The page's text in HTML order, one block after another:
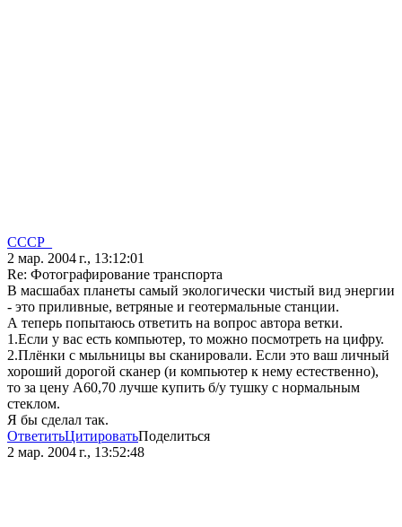
CCCP_
2 мар. 2004 г., 13:12:01
Re: Фотографирование транспорта
В масшабах планеты самый экологически чистый вид энергии
- это приливные, ветряные и геотермальные станции.
А теперь попытаюсь ответить на вопрос автора ветки.
1.Если у вас есть компьютер, то можно посмотреть на цифру.
2.Плёнки с мыльницы вы сканировали. Если это ваш личный
хороший дорогой сканер (и компьютер к нему естественно),
то за цену А60,70 лучше купить б/у тушку с нормальным
стеклом.
Я бы сделал так.
ОтветитьЦитироватьПоделиться
2 мар. 2004 г., 13:52:48